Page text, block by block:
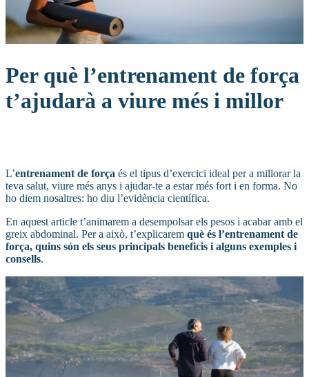
Per què l’entrenament de força
t’ajudarà a viure més i millor
L’entrenament de força és el tipus d’exercici ideal per a millorar la
teva salut, viure més anys i ajudar-te a estar més fort i en forma. No
ho diem nosaltres: ho diu l’evidència científica.
En aquest article t’animarem a desempolsar els pesos i acabar amb el
greix abdominal. Per a això, t’explicarem què és l’entrenament de
força, quins són els seus principals beneficis i alguns exemples i
consells.